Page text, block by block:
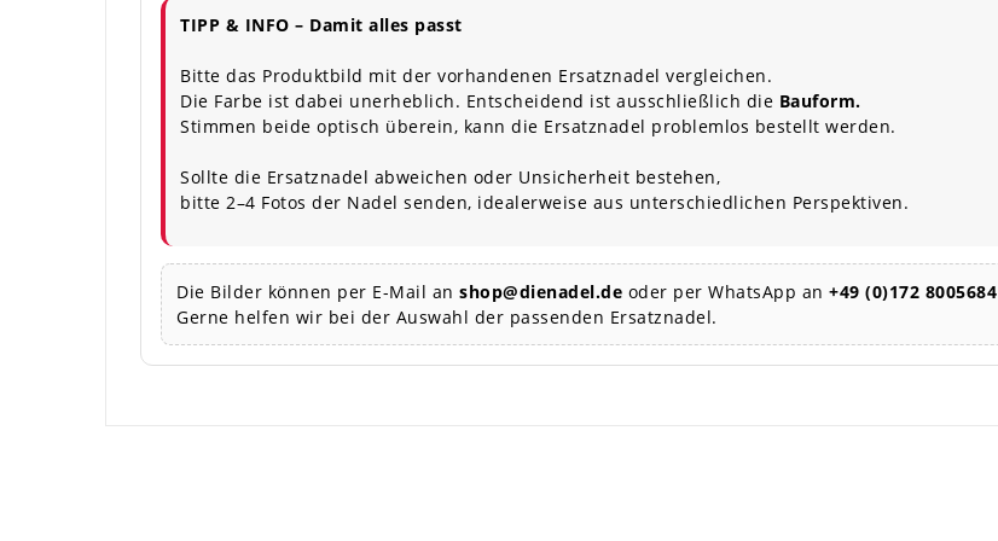
TIPP & INFO – Damit alles passt
Bitte das Produktbild mit der vorhandenen Ersatznadel vergleichen.
Die Farbe ist dabei unerheblich. Entscheidend ist ausschließlich die Bauform.
Stimmen beide optisch überein, kann die Ersatznadel problemlos bestellt werden.
Sollte die Ersatznadel abweichen oder Unsicherheit bestehen,
bitte 2–4 Fotos der Nadel senden, idealerweise aus unterschiedlichen Perspektiven.
Die Bilder können per E-Mail an shop@dienadel.de oder per WhatsApp an +49 (0)172 8005684
Gerne helfen wir bei der Auswahl der passenden Ersatznadel.